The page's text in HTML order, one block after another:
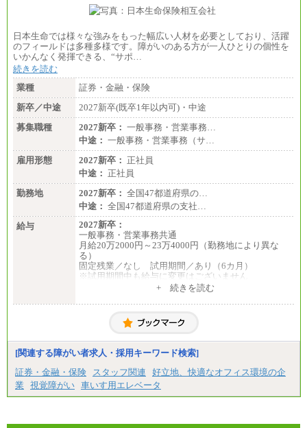
日本生命では様々な強みをもった幅広い人材を必要としており、活躍
のフィールドは多種多様です。障がいのある方が一人ひとりの個性を
いかんなく発揮できる、“サポ…
続きを読む
業種
証券・金融・保険
新卒／中途
2027新卒(既卒1年以内可)・中途
募集職種
2027新卒： 一般事務・営業事務…
中途： 一般事務・営業事務（サ…
雇用形態
2027新卒： 正社員
中途： 正社員
勤務地
2027新卒： 全国47都道府県の…
中途： 全国47都道府県の支社…
給与
2027新卒：
一般事務・営業事務共通
月給20万2000円～23万4000円（勤務地により異な
る）
固定残業／なし 試用期間／あり（6カ月）
※試用期間中も給与に変更はございません
月給20万2000円～23万4000円（勤務地により異な
固定残業／なし 試用期間／あり（6か月）
+ 続きを読む
[関連する障がい者求人・採用キーワード検索]
証券・金融・保険
スタッフ関連
好立地、快適なオフィス環境の企
業
視覚障がい 車いす用エレベータ